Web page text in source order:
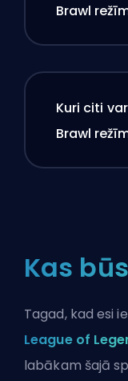
Brawl
Kuri citi
Brawl
Kas būs
Tagad, kad esi
League of
labākam šajā